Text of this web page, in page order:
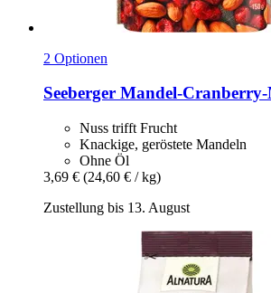
2 Optionen
Seeberger Mandel-​
Nuss trifft Frucht
Knackige, geröstete Mandeln
Ohne Öl
3,69 € (24,60 € / kg)
Zustellung bis 13. August